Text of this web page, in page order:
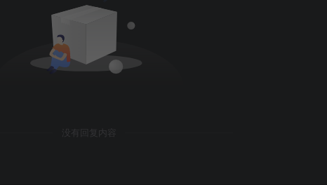
没有回复内容